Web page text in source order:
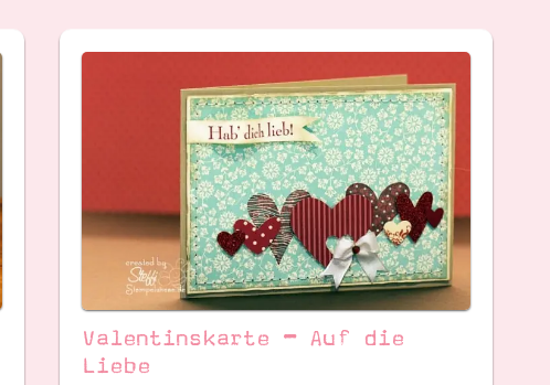
Valentinskarte – Auf die
Liebe